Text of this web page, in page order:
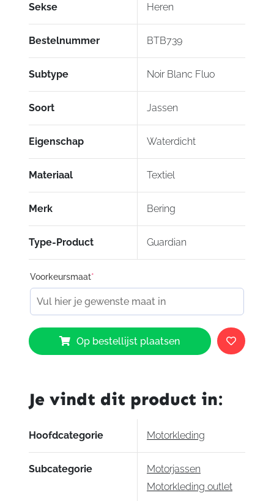
Sekse Heren
Bestelnummer BTB739
Subtype Noir Blanc Fluo
Soort Jassen
Eigenschap Waterdicht
Materiaal Textiel
Merk Bering
Type-Product Guardian
Voorkeursmaat*
Bering
Guardian
Jacket
Op bestellijst plaatsen
Je vindt dit product in:
Hoofdcategorie Motorkleding
Subcategorie
Motorjassen
Motorkleding outlet